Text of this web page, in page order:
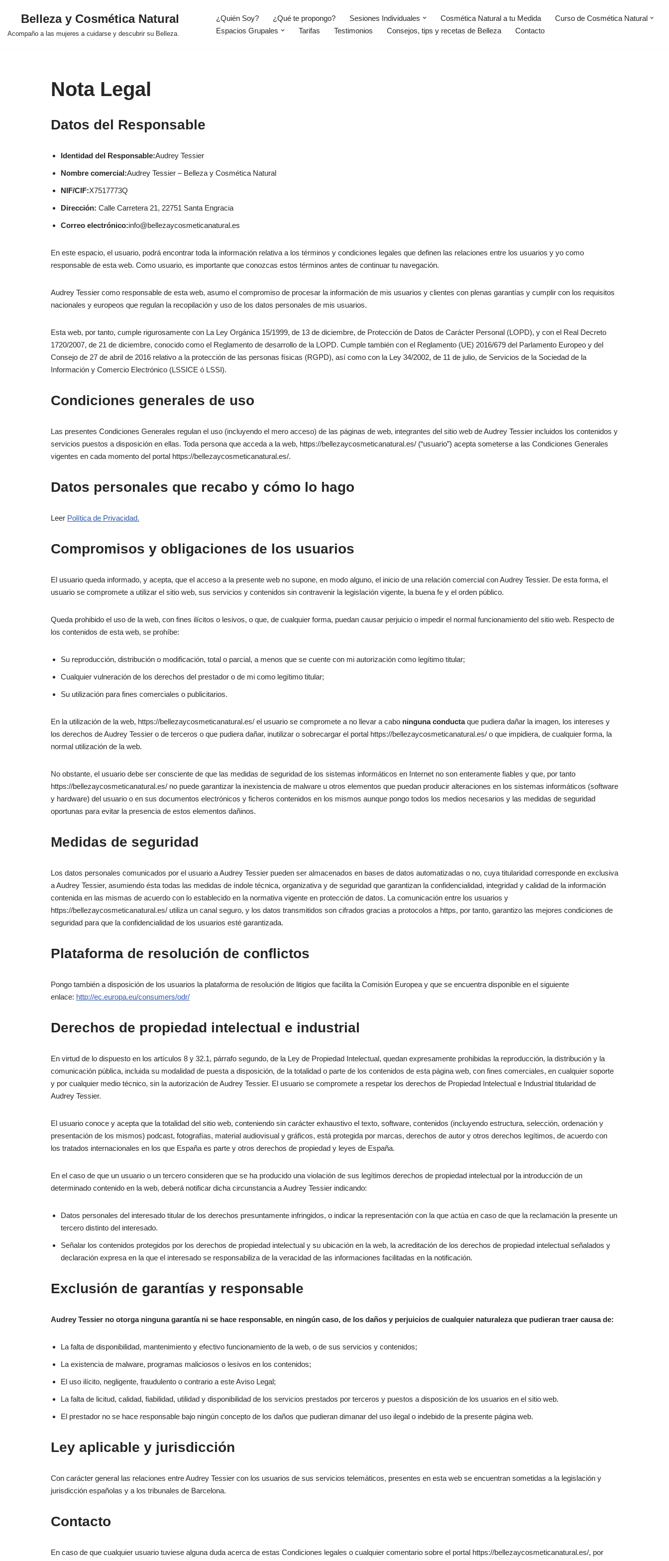
Belleza y Cosmética Natural
Acompaño a las mujeres a cuidarse y descubrir su Belleza.
¿Quién Soy? ¿Qué te propongo? Sesiones Individuales Cosmética Natural a tu Medida
Curso de Cosmética Natural
Espacios Grupales
Tarifas Testimonios Consejos, tips y recetas de Belleza Contacto
Nota Legal
Datos del Responsable
Identidad del Responsable:Audrey Tessier
Nombre comercial:Audrey Tessier – Belleza y Cosmética Natural
NIF/CIF:X7517773Q
Dirección: Calle Carretera 21, 22751 Santa Engracia
Correo electrónico:info@bellezaycosmeticanatural.es
En este espacio, el usuario, podrá encontrar toda la información relativa a los términos y condiciones legales que definen las relaciones entre los usuarios y yo como
responsable de esta web. Como usuario, es importante que conozcas estos términos antes de continuar tu navegación.
Audrey Tessier como responsable de esta web, asumo el compromiso de procesar la información de mis usuarios y clientes con plenas garantías y cumplir con los requisitos
nacionales y europeos que regulan la recopilación y uso de los datos personales de mis usuarios.
Esta web, por tanto, cumple rigurosamente con La Ley Orgánica 15/1999, de 13 de diciembre, de Protección de Datos de Carácter Personal (LOPD), y con el Real Decreto
1720/2007, de 21 de diciembre, conocido como el Reglamento de desarrollo de la LOPD. Cumple también con el Reglamento (UE) 2016/679 del Parlamento Europeo y del
Consejo de 27 de abril de 2016 relativo a la protección de las personas físicas (RGPD), así como con la Ley 34/2002, de 11 de julio, de Servicios de la Sociedad de la
Información y Comercio Electrónico (LSSICE ó LSSI).
Condiciones generales de uso
Las presentes Condiciones Generales regulan el uso (incluyendo el mero acceso) de las páginas de web, integrantes del sitio web de Audrey Tessier incluidos los contenidos y
servicios puestos a disposición en ellas. Toda persona que acceda a la web, https://bellezaycosmeticanatural.es/ (“usuario”) acepta someterse a las Condiciones Generales
vigentes en cada momento del portal https://bellezaycosmeticanatural.es/.
Datos personales que recabo y cómo lo hago
Leer Política de Privacidad.
Compromisos y obligaciones de los usuarios
El usuario queda informado, y acepta, que el acceso a la presente web no supone, en modo alguno, el inicio de una relación comercial con Audrey Tessier. De esta forma, el
usuario se compromete a utilizar el sitio web, sus servicios y contenidos sin contravenir la legislación vigente, la buena fe y el orden público.
Queda prohibido el uso de la web, con fines ilícitos o lesivos, o que, de cualquier forma, puedan causar perjuicio o impedir el normal funcionamiento del sitio web. Respecto de
los contenidos de esta web, se prohíbe:
Su reproducción, distribución o modificación, total o parcial, a menos que se cuente con mi autorización como legítimo titular;
Cualquier vulneración de los derechos del prestador o de mi como legítimo titular;
Su utilización para fines comerciales o publicitarios.
En la utilización de la web, https://bellezaycosmeticanatural.es/ el usuario se compromete a no llevar a cabo ninguna conductaque pudiera dañar la imagen, los intereses y
los derechos de Audrey Tessier o de terceros o que pudiera dañar, inutilizar o sobrecargar el portal https://bellezaycosmeticanatural.es/ o que impidiera, de cualquier forma, la
normal utilización de la web.
No obstante, el usuario debe ser consciente de que las medidas de seguridad de los sistemas informáticos en Internet no son enteramente fiables y que, por tanto
https://bellezaycosmeticanatural.es/ no puede garantizar la inexistencia de malware u otros elementos que puedan producir alteraciones en los sistemas informáticos (software
y hardware) del usuario o en sus documentos electrónicos y ficheros contenidos en los mismos aunque pongo todos los medios necesarios y las medidas de seguridad
oportunas para evitar la presencia de estos elementos dañinos.
Medidas de seguridad
Los datos personales comunicados por el usuario a Audrey Tessier pueden ser almacenados en bases de datos automatizadas o no, cuya titularidad corresponde en exclusiva
a Audrey Tessier, asumiendo ésta todas las medidas de índole técnica, organizativa y de seguridad que garantizan la confidencialidad, integridad y calidad de la información
contenida en las mismas de acuerdo con lo establecido en la normativa vigente en protección de datos. La comunicación entre los usuarios y
https://bellezaycosmeticanatural.es/ utiliza un canal seguro, y los datos transmitidos son cifrados gracias a protocolos a https, por tanto, garantizo las mejores condiciones de
seguridad para que la confidencialidad de los usuarios esté garantizada.
Plataforma de resolución de conflictos
Pongo también a disposición de los usuarios la plataforma de resolución de litigios que facilita la Comisión Europea y que se encuentra disponible en el siguiente
enlace: http://ec.europa.eu/consumers/odr/
Derechos de propiedad intelectual e industrial
En virtud de lo dispuesto en los artículos 8 y 32.1, párrafo segundo, de la Ley de Propiedad Intelectual, quedan expresamente prohibidas la reproducción, la distribución y la
comunicación pública, incluida su modalidad de puesta a disposición, de la totalidad o parte de los contenidos de esta página web, con fines comerciales, en cualquier soporte
y por cualquier medio técnico, sin la autorización de Audrey Tessier. El usuario se compromete a respetar los derechos de Propiedad Intelectual e Industrial titularidad de
Audrey Tessier.
El usuario conoce y acepta que la totalidad del sitio web, conteniendo sin carácter exhaustivo el texto, software, contenidos (incluyendo estructura, selección, ordenación y
presentación de los mismos) podcast, fotografías, material audiovisual y gráficos, está protegida por marcas, derechos de autor y otros derechos legítimos, de acuerdo con
los tratados internacionales en los que España es parte y otros derechos de propiedad y leyes de España.
En el caso de que un usuario o un tercero consideren que se ha producido una violación de sus legítimos derechos de propiedad intelectual por la introducción de un
determinado contenido en la web, deberá notificar dicha circunstancia a Audrey Tessier indicando:
Datos personales del interesado titular de los derechos presuntamente infringidos, o indicar la representación con la que actúa en caso de que la reclamación la presente un
tercero distinto del interesado.
Señalar los contenidos protegidos por los derechos de propiedad intelectual y su ubicación en la web, la acreditación de los derechos de propiedad intelectual señalados y
declaración expresa en la que el interesado se responsabiliza de la veracidad de las informaciones facilitadas en la notificación.
Exclusión de garantías y responsable
Audrey Tessier no otorga ninguna garantía ni se hace responsable, en ningún caso, de los daños y perjuicios de cualquier naturaleza que pudieran traer causa de:
La falta de disponibilidad, mantenimiento y efectivo funcionamiento de la web, o de sus servicios y contenidos;
La existencia de malware, programas maliciosos o lesivos en los contenidos;
El uso ilícito, negligente, fraudulento o contrario a este Aviso Legal;
La falta de licitud, calidad, fiabilidad, utilidad y disponibilidad de los servicios prestados por terceros y puestos a disposición de los usuarios en el sitio web.
El prestador no se hace responsable bajo ningún concepto de los daños que pudieran dimanar del uso ilegal o indebido de la presente página web.
Ley aplicable y jurisdicción
Con carácter general las relaciones entre Audrey Tessier con los usuarios de sus servicios telemáticos, presentes en esta web se encuentran sometidas a la legislación y
jurisdicción españolas y a los tribunales de Barcelona.
Contacto
En caso de que cualquier usuario tuviese alguna duda acerca de estas Condiciones legales o cualquier comentario sobre el portal https://bellezaycosmeticanatural.es/, por